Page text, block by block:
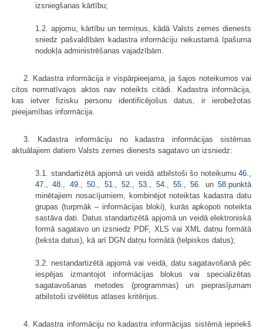
izsniegšanas kārtību;
1.2. apjomu, kārtību un termiņus, kādā Valsts zemes dienests
sniedz pašvaldībām kadastra informāciju nekustamā īpašuma
nodokļa administrēšanas vajadzībām.
2. Kadastra informācija ir vispārpieejama, ja šajos noteikumos vai
citos normatīvajos aktos nav noteikts citādi. Kadastra informācija,
kas ietver fizisku personu identificējošus datus, ir ierobežotas
pieejamības informācija.
3. Kadastra informāciju no kadastra informācijas sistēmas
aktuālajiem datiem Valsts zemes dienests sagatavo un izsniedz:
3.1. standartizētā apjomā un veidā atbilstoši šo noteikumu 46.
47.
,48. 49. ,50. 51. 52. ,53. 54. 55. ,56. un58.punktā
minētajiem nosacījumiem, kombinējot noteiktas kadastra datu
grupas (turpmāk – informācijas bloki), kurās apkopoti noteikta
sastāva dati. Datus standartizētā apjomā un veidā elektroniskā
formā sagatavo un izsniedz PDF, XLS vai XML datņu formātā
(teksta datus), kā arī DGN datņu formātā (telpiskos datus);
3.2. nestandartizētā apjomā vai veidā, datu sagatavošanā pēc
iespējas izmantojot informācijas blokus vai specializētas
sagatavošanas metodes (programmas) un pieprasījumam
atbilstoši izvēlētus atlases kritērijus.
4. Kadastra informāciju no kadastra informācijas sistēmā iepriekš